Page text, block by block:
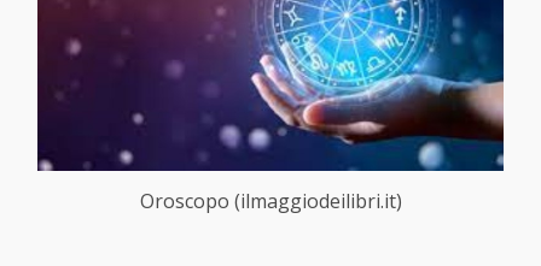
Oroscopo (ilmaggiodeilibri.it)